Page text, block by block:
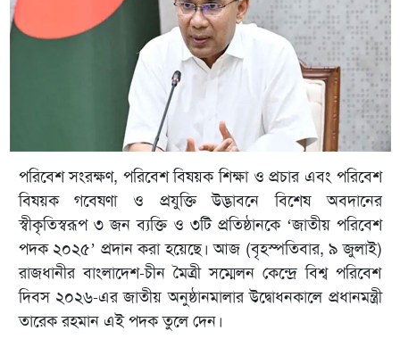
পরিবেশ সংরক্ষণ, পরিবেশ বিষয়ক শিক্ষা ও প্রচার এবং পরিবেশ
বিষয়ক গবেষণা ও প্রযুক্তি উদ্ভাবনে বিশেষ অবদানের
স্বীকৃতিস্বরূপ ৩ জন ব্যক্তি ও ৩টি প্রতিষ্ঠানকে ‘জাতীয় পরিবেশ
পদক ২০২৫’ প্রদান করা হয়েছে। আজ (বৃহস্পতিবার, ৯ জুলাই)
রাজধানীর বাংলাদেশ-চীন মৈত্রী সম্মেলন কেন্দ্রে বিশ্ব পরিবেশ
দিবস ২০২৬-এর জাতীয় অনুষ্ঠানমালার উদ্বোধনকালে প্রধানমন্ত্রী
তারেক রহমান এই পদক তুলে দেন।